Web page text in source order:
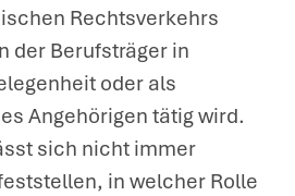
Rechtsverkehrs
der Berufsträger in
oder als
Angehörigen tätig wird.
sich nicht immer
in welcher Rolle